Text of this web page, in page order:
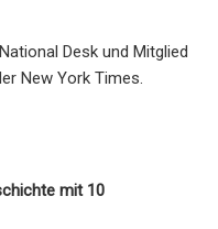
Desk und Mitglied
New York Times.
mit 10